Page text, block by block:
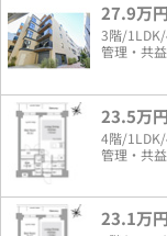
27.9万円
3階/
管理・共
23.5万円
4階/
管理・共
23.1万円